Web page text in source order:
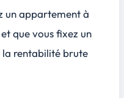
un appartement à
que vous fixez un
la rentabilité brute